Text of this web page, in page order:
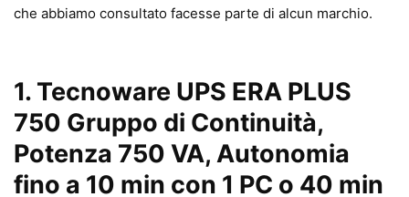
che abbiamo consultato facesse parte di alcun marchio.
1. Tecnoware UPS ERA PLUS
750 Gruppo di Continuità,
Potenza 750 VA, Autonomia
fino a 10 min con 1 PC o 40 min